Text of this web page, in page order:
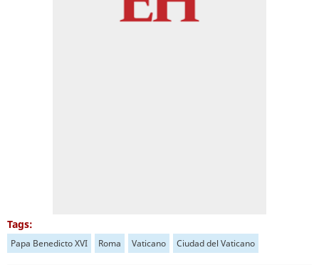
Tags:
Papa Benedicto XVI Roma Vaticano Ciudad del Vaticano